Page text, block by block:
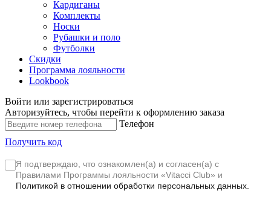
Кардиганы
Комплекты
Носки
Рубашки и поло
Футболки
Скидки
Программа лояльности
Lookbook
Войти или зарегистрироваться
Авторизуйтесь, чтобы перейти к оформлению заказа
Телефон
Получить код
Я подтверждаю, что ознакомлен(а) и согласен(а) с
Правилами Программы лояльности «Vitacci Club» и
Политикой в отношении обработки персональных данных.